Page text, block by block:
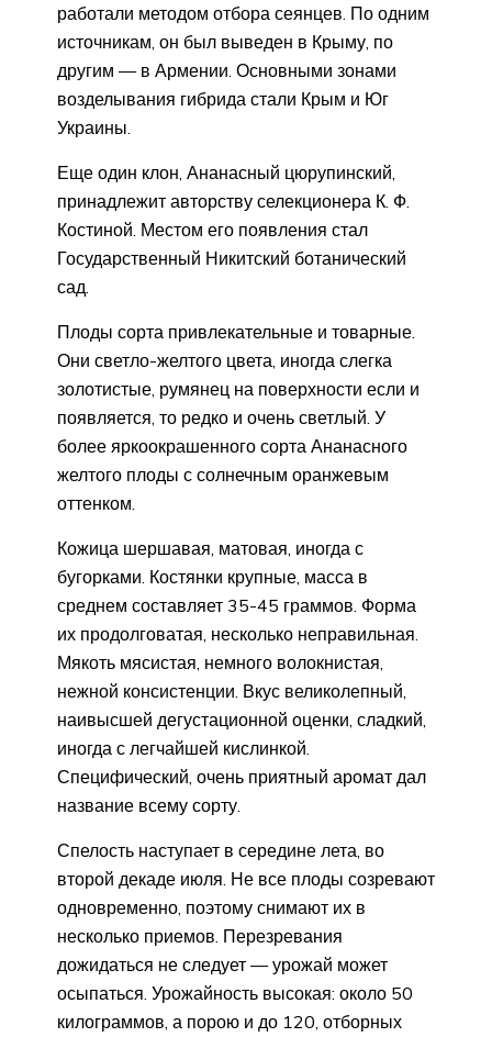
работали методом отбора сеянцев. По одним
источникам, он был выведен в Крыму, по
другим — в Армении. Основными зонами
возделывания гибрида стали Крым и Юг
Украины.
Еще один клон, Ананасный цюрупинский,
принадлежит авторству селекционера К. Ф.
Костиной. Местом его появления стал
Государственный Никитский ботанический
сад.
Плоды сорта привлекательные и товарные.
Они светло-желтого цвета, иногда слегка
золотистые, румянец на поверхности если и
появляется, то редко и очень светлый. У
более яркоокрашенного сорта Ананасного
желтого плоды с солнечным оранжевым
оттенком.
Кожица шершавая, матовая, иногда с
бугорками. Костянки крупные, масса в
среднем составляет 35-45 граммов. Форма
их продолговатая, несколько неправильная.
Мякоть мясистая, немного волокнистая,
нежной консистенции. Вкус великолепный,
наивысшей дегустационной оценки, сладкий,
иногда с легчайшей кислинкой.
Специфический, очень приятный аромат дал
название всему сорту.
Спелость наступает в середине лета, во
второй декаде июля. Не все плоды созревают
одновременно, поэтому снимают их в
несколько приемов. Перезревания
дожидаться не следует — урожай может
осыпаться. Урожайность высокая: около 50
килограммов, а порою и до 120, отборных